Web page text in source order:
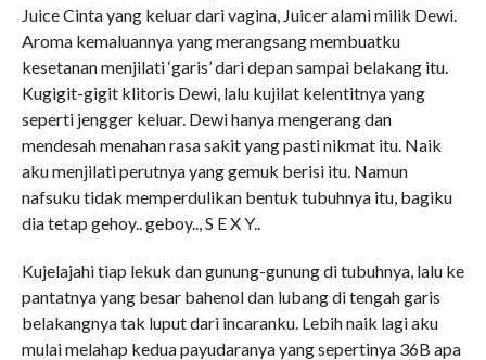
Juice Cinta yang keluar dari vagina, Juicer alami milik Dewi.
Aroma kemaluannya yang merangsang membuatku
kesetanan menjilati ‘garis’ dari depan sampai belakang itu.
Kugigit-gigit klitoris Dewi, lalu kujilat kelentitnya yang
seperti jengger keluar. Dewi hanya mengerang dan
mendesah menahan rasa sakit yang pasti nikmat itu. Naik
aku menjilati perutnya yang gemuk berisi itu. Namun
nafsuku tidak memperdulikan bentuk tubuhnya itu, bagiku
dia tetap gehoy.. geboy.., S E X Y..
Kujelajahi tiap lekuk dan gunung-gunung di tubuhnya, lalu ke
pantatnya yang besar bahenol dan lubang di tengah garis
belakangnya tak luput dari incaranku. Lebih naik lagi aku
mulai melahap kedua payudaranya yang sepertinya 36B apa